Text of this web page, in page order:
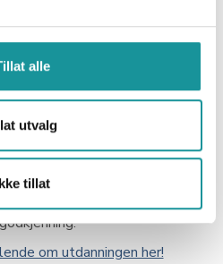
alle
utvalg
tillat
klatreinstruktør inne er man
inne-kurs.
Søk godkjenning
år av gangen og du må selv
regodkjenning.
registrering og kr 300
om utdanningen her!